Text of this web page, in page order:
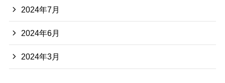
2024年7月
2024年6月
2024年3月